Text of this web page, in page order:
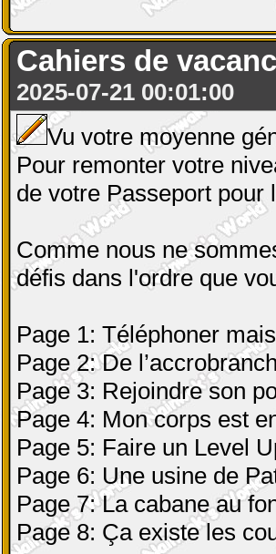
Cahiers de
2025-07-21 00:01:00
Vu votre moyenne
Pour remonter votre
de votre Passeport pour
Comme nous ne
défis dans l'ordre que
Page 1: Téléphoner
Page 2: De
Page 3: Rejoindre son
Page 4: Mon corps est
Page 5: Faire un Level
Page 6: Une usine de
Page 7: La cabane au
Page 8: Ça existe les